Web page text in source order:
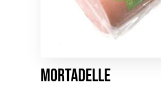
Mortadelle